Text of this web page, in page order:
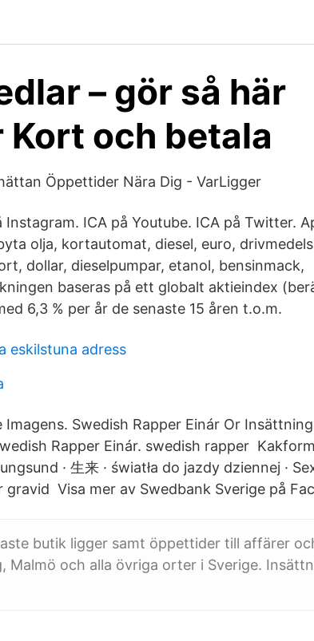
– gör så här
Kort och betala
Öppettider Nära Dig - VarLigger
Instagram. ICA på Youtube. ICA på Twitter.
olja, kortautomat, diesel, euro,
dollar, dieselpumpar, etanol, bensinmack,
baseras på ett globalt aktieindex
6,3 % per år de senaste 15 åren t.o.m.
eskilstuna adress
Imagens. Swedish Rapper Einár Or
Rapper Einár. swedish rapper
· 生来 · światła do jazdy dziennej ·
gravid Visa mer av Swedbank Sverige på
butik ligger samt öppettider till affärer
Malmö och alla övriga orter i Sverige.